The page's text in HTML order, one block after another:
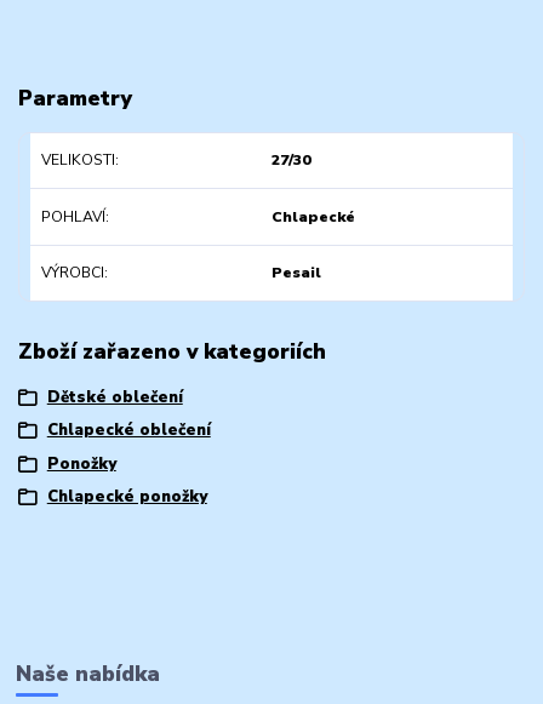
Parametry
VELIKOSTI 27/30
POHLAVÍ Chlapecké
VÝROBCI Pesail
Zboží zařazeno v kategoriích
Dětské oblečení
Chlapecké oblečení
Ponožky
Chlapecké ponožky
Naše nabídka